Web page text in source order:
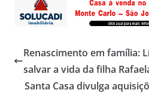
Renascimento em família:
salvar a vida da filha
Santa Casa divulga